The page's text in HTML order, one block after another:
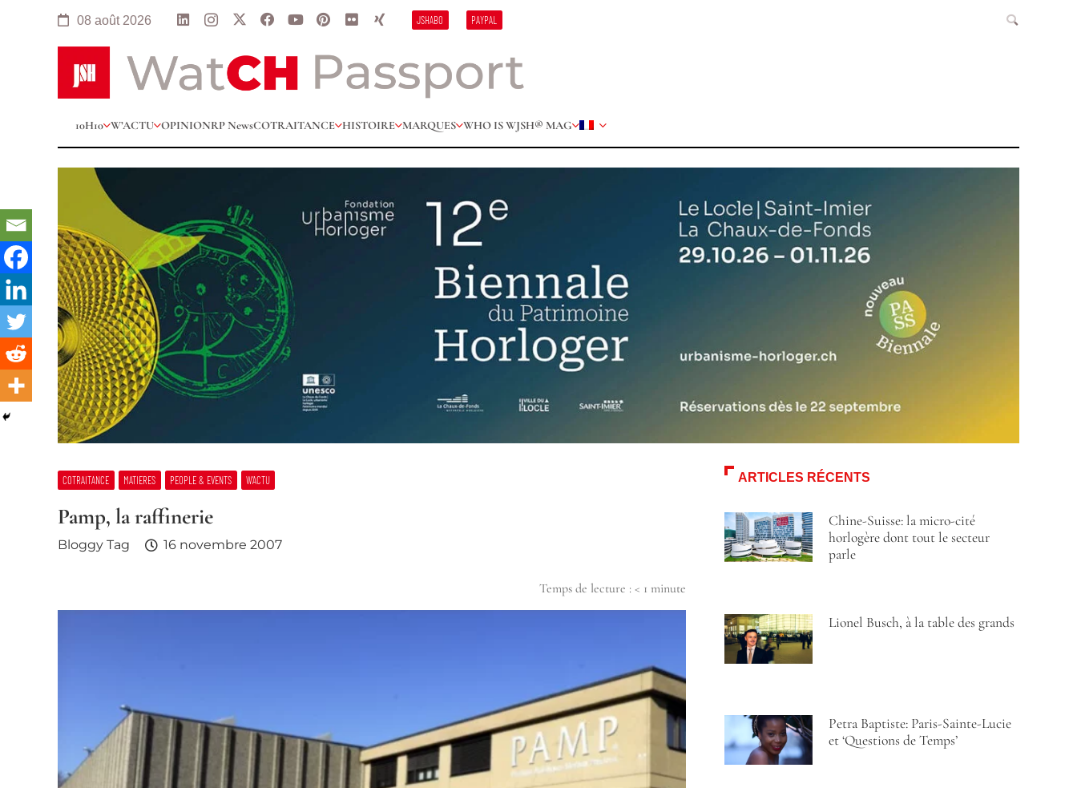
08 août 2026 JSHABO PAYPAL
10H10 W’ACTU OPINIONRP NewsCOTRAITANCE HISTOIRE MARQUES WHO IS WJSH® MAG
COTRAITANCE MATIERES PEOPLE & EVENTS W’ACTU
Pamp, la raffinerie
Bloggy Tag 16 novembre 2007
Temps de lecture : < 1 minute
ARTICLES RÉCENTS
Chine-Suisse: la micro-cité
horlogère dont tout le secteur
parle
Lionel Busch, à la table des grands
Petra Baptiste: Paris-Sainte-Lucie
et ‘Questions de Temps’